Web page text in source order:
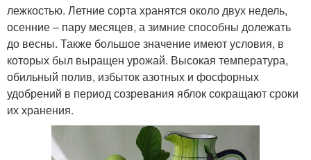
лежкостью. Летние сорта хранятся около двух недель,
осенние – пару месяцев, а зимние способны долежать
до весны. Также большое значение имеют условия, в
которых был выращен урожай. Высокая температура,
обильный полив, избыток азотных и фосфорных
удобрений в период созревания яблок сокращают сроки
их хранения.